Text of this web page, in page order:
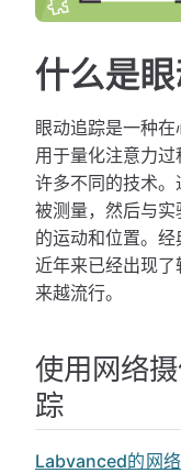
什么是眼
眼动追踪是一种在
用于量化注意力
许多不同的技术
被测量，然后与
的运动和位置。
近年来已经出现
来越流行。
使用网络
踪
Labvanced的网